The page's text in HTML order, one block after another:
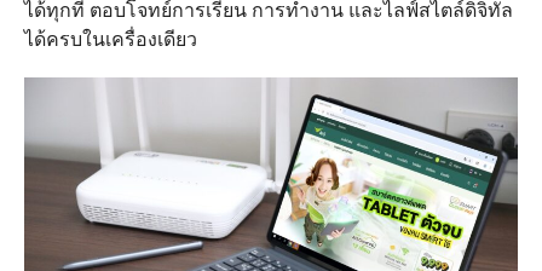
ได้ทุกที่ ตอบโจทย์การเรียน การทำงาน และไลฟ์สไตล์ดิจิทัล
ได้ครบในเครื่องเดียว